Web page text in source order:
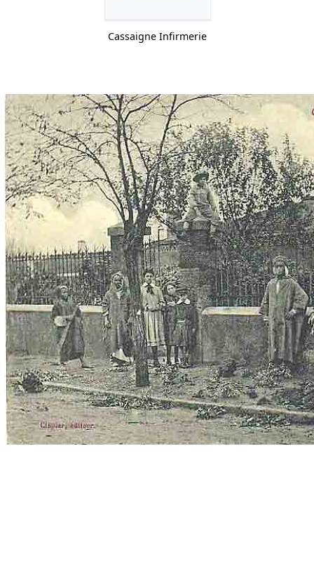
Cassaigne Infirmerie